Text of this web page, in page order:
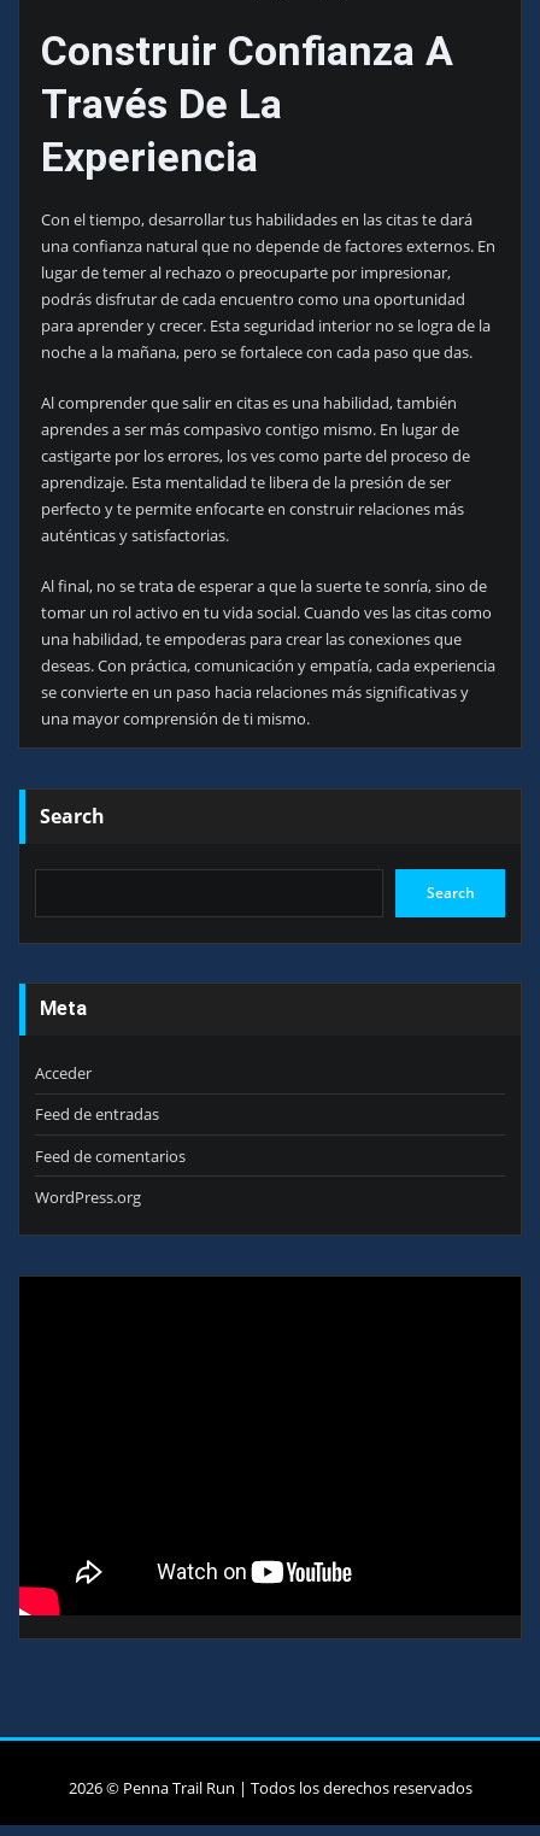
Construir Confianza A
Través De La
Experiencia
Con el tiempo, desarrollar tus habilidades en las citas te dará
una confianza natural que no depende de factores externos. En
lugar de temer al rechazo o preocuparte por impresionar,
podrás disfrutar de cada encuentro como una oportunidad
para aprender y crecer. Esta seguridad interior no se logra de la
noche a la mañana, pero se fortalece con cada paso que das.
Al comprender que salir en citas es una habilidad, también
aprendes a ser más compasivo contigo mismo. En lugar de
castigarte por los errores, los ves como parte del proceso de
aprendizaje. Esta mentalidad te libera de la presión de ser
perfecto y te permite enfocarte en construir relaciones más
auténticas y satisfactorias.
Al final, no se trata de esperar a que la suerte te sonría, sino de
tomar un rol activo en tu vida social. Cuando ves las citas como
una habilidad, te empoderas para crear las conexiones que
deseas. Con práctica, comunicación y empatía, cada experiencia
se convierte en un paso hacia relaciones más significativas y
una mayor comprensión de ti mismo.
Search
Search
Meta
Acceder
Feed de entradas
Feed de comentarios
WordPress.org
2026 © Penna Trail Run | Todos los derechos reservados